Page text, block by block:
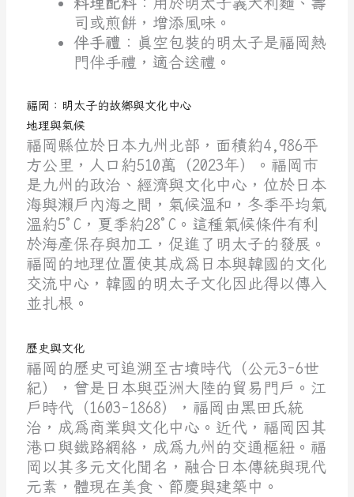
司或煎餅，增添風味。
伴手禮 ：真空包裝的明太子是福岡熱
門伴手禮，適合送禮。
福岡：明太子的故鄉與文化中心
地理與氣候
福岡縣位於日本九州北部，面積約4,986平
方公里，人口約510萬（2023年）。福岡市
是九州的政治、經濟與文化中心，位於日本
海與瀨戶內海之間，氣候溫和，冬季平均氣
溫約5°C，夏季約28°C。這種氣候條件有利
於海產保存與加工，促進了明太子的發展。
福岡的地理位置使其成為日本與韓國的文化
交流中心，韓國的明太子文化因此得以傳入
並扎根。
歷史與文化
福岡的歷史可追溯至古墳時代（公元3-6世
紀），曾是日本與亞洲大陸的貿易門戶。江
戶時代（1603-1868），福岡由黑田氏統
治，成為商業與文化中心。近代，福岡因其
港口與鐵路網絡，成為九州的交通樞紐。福
岡以其多元文化聞名，融合日本傳統與現代
元素，體現在美食、節慶與建築中。